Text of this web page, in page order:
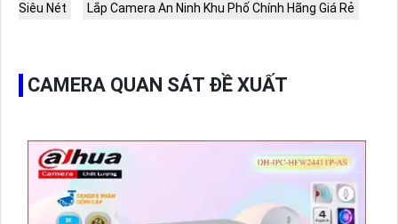
Siêu Nét
Lắp Camera An Ninh Khu Phố Chính Hãng Giá Rẻ
CAMERA QUAN SÁT ĐỀ XUẤT